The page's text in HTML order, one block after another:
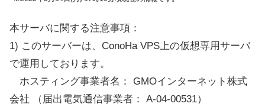
本サーバに関する注意事項：
1) このサーバーは、ConoHa VPS上の仮想専用サーバ
で運用しております。
ホスティング事業者名： GMOインターネット株式
会社 （届出電気通信事業者： A-04-00531）